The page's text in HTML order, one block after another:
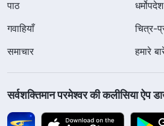
पाठ
गवाहियाँ
चित्र-
समाचार
हमारे
सर्वशक्तिमान परमेश्वर की कलीसिया ऐप